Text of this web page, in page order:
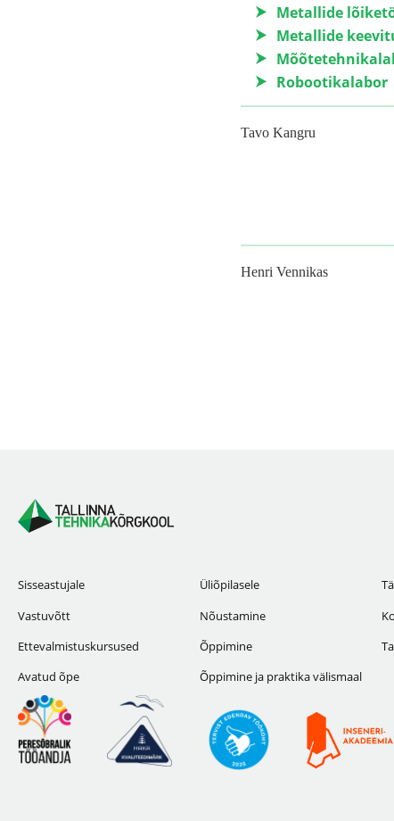
Metallide
Metallide
Robootikalabor
Tavo Kangru
Henri Vennikas
Sisseastujale
Vastuvõtt
Ettevalmistuskursused
Avatud õpe
Üliõpilasele
Nõustamine
Õppimine
Õppimine ja praktika välismaal